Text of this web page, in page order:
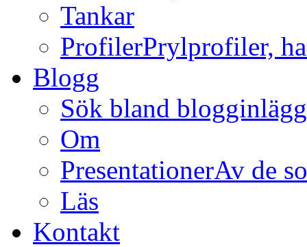
Tankar
ProfilerPrylprofiler,
Blogg
Sök bland
Om
PresentationerAv de
Läs
Kontakt